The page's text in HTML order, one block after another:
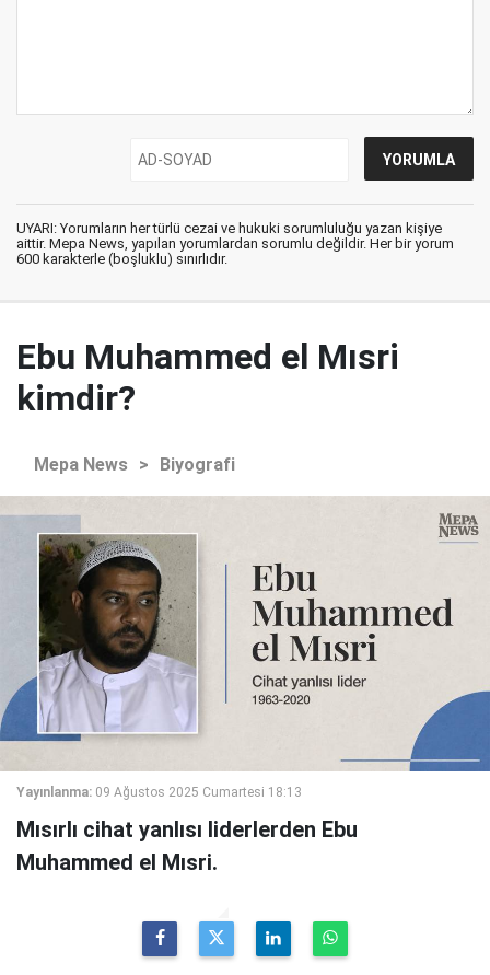
UYARI: Yorumların her türlü cezai ve hukuki sorumluluğu yazan kişiye
aittir. Mepa News, yapılan yorumlardan sorumlu değildir. Her bir yorum
600 karakterle (boşluklu) sınırlıdır.
Ebu Muhammed el Mısri
kimdir?
Mepa News > Biyografi
Yayınlanma: 09 Ağustos 2025 Cumartesi 18:13
Mısırlı cihat yanlısı liderlerden Ebu
Muhammed el Mısri.